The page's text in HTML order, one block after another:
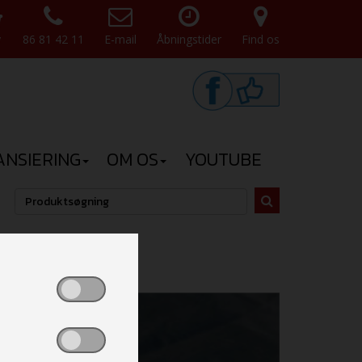
86 81 42 11 E-mail Åbningstider Find os
OM OS YOUTUBE